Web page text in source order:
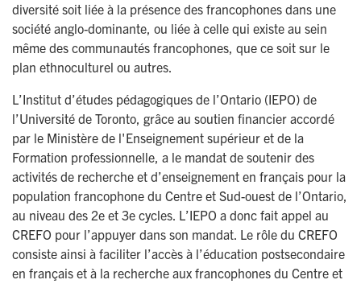
diversité soit liée à la présence des francophones dans une
société anglo-dominante, ou liée à celle qui existe au sein
même des communautés francophones, que ce soit sur le
plan ethnoculturel ou autres.
L’Institut d’études pédagogiques de l’Ontario (IEPO) de
l’Université de Toronto, grâce au soutien financier accordé
par le Ministère de l'Enseignement supérieur et de la
Formation professionnelle, a le mandat de soutenir des
activités de recherche et d’enseignement en français pour la
population francophone du Centre et Sud-ouest de l’Ontario,
au niveau des 2e et 3e cycles. L’IEPO a donc fait appel au
CREFO pour l’appuyer dans son mandat. Le rôle du CREFO
consiste ainsi à faciliter l’accès à l’éducation postsecondaire
en français et à la recherche aux francophones du Centre et